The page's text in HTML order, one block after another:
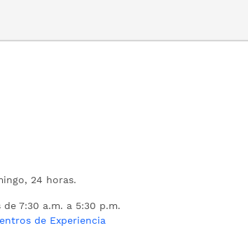
24 horas.
de 7:30 a.m. a 5:30 p.m.
de Experiencia